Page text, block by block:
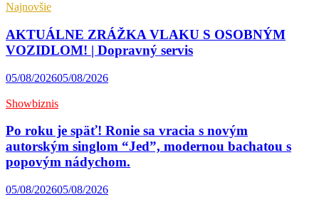
Najnovšie
AKTUÁLNE ZRÁŽKA VLAKU S OSOBNÝM
VOZIDLOM! | Dopravný servis
05/08/202605/08/2026
Showbiznis
Po roku je späť! Ronie sa vracia s novým
autorským singlom “Jed”, modernou bachatou s
popovým nádychom.
05/08/202605/08/2026